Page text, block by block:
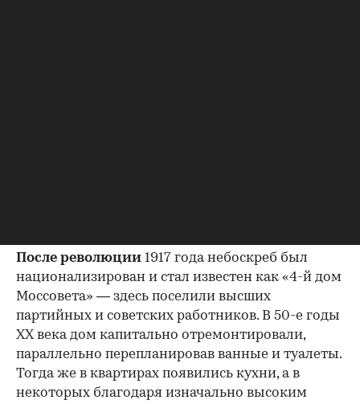
После революции 1917 года небоскреб был
национализирован и стал известен как «4-й дом
Моссовета» — здесь поселили высших
партийных и советских работников. В 50-е годы
ХХ века дом капитально отремонтировали,
параллельно перепланировав ванные и туалеты.
Тогда же в квартирах появились кухни, а в
некоторых благодаря изначально высоким